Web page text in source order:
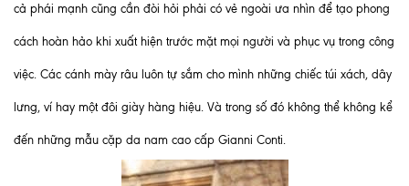
cả phái mạnh cũng cần đòi hỏi phải có vẻ ngoài ưa nhìn để tạo phong
cách hoàn hảo khi xuất hiện trước mặt mọi người và phục vụ trong công
việc. Các cánh mày râu luôn tự sắm cho mình những chiếc túi xách, dây
lưng, ví hay một đôi giày hàng hiệu. Và trong số đó không thể không kể
đến những mẫu cặp da nam cao cấp Gianni Conti.